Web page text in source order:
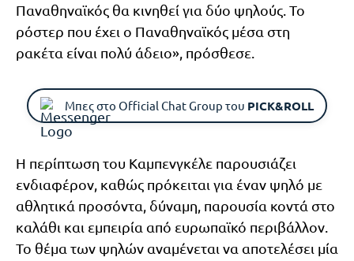
Παναθηναϊκός θα κινηθεί για δύο ψηλούς. Το
ρόστερ που έχει ο Παναθηναϊκός μέσα στη
ρακέτα είναι πολύ άδειο», πρόσθεσε.
Μπες στο Official Chat Group του PICK&ROLL
Η περίπτωση του Καμπενγκέλε παρουσιάζει
ενδιαφέρον, καθώς πρόκειται για έναν ψηλό με
αθλητικά προσόντα, δύναμη, παρουσία κοντά στο
καλάθι και εμπειρία από ευρωπαϊκό περιβάλλον.
Το θέμα των ψηλών αναμένεται να αποτελέσει μία